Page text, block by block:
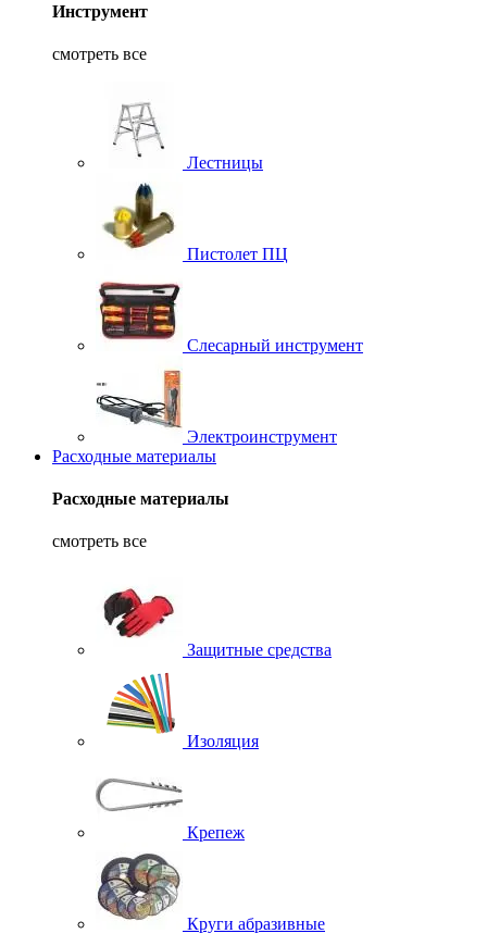
Инструмент
смотреть все
Лестницы
Пистолет ПЦ
Слесарный инструмент
Электроинструмент
Расходные материалы
Расходные материалы
смотреть все
Защитные средства
Изоляция
Крепеж
Круги абразивные